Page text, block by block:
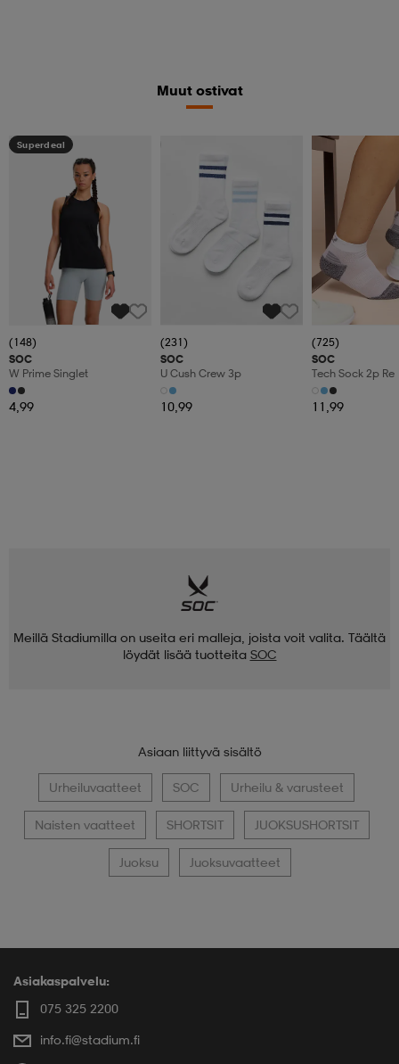
Muut ostivat
Superdeal
(148)
SOC
W Prime Singlet
4,99
(231)
SOC
U Cush Crew 3p
10,99
(725)
SOC
Tech Sock 2p Re
11,99
Meillä Stadiumilla on useita eri malleja, joista voit valita. Täältä
löydät lisää tuotteita SOC
Asiaan liittyvä sisältö
Urheiluvaatteet SOC Urheilu & varusteet
Naisten vaatteet SHORTSIT JUOKSUSHORTSIT
Juoksu Juoksuvaatteet
Asiakaspalvelu:
075 325 2200
info.fi@stadium.fi